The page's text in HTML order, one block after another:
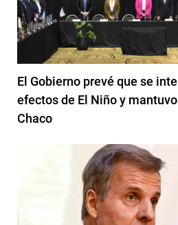
El Gobierno prevé que se
efectos de El Niño y
Chaco